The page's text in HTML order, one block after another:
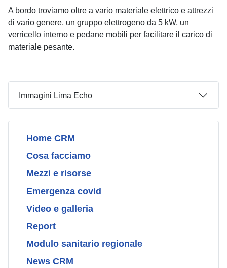
Home CRM
Cosa facciamo
Mezzi e risorse
Emergenza covid
Video e galleria
Report
Modulo sanitario regionale
News CRM
A bordo troviamo oltre a vario materiale elettrico e attrezzi
di vario genere, un gruppo elettrogeno da 5 kW, un
verricello interno e pedane mobili per facilitare il carico di
materiale pesante.
Immagini Lima Echo